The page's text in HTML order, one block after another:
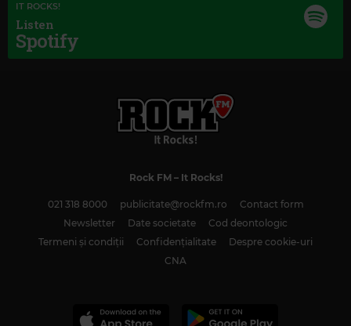
FRÉDÉRIC CHOPIN–FANTAISIE-IMPROMPTU IN C-SHARP MINOR, OP. 66
IT ROCKS!
Listen
Spotify
Rock FM– It Rocks!
021 318 8000 publicitate@rockfm.ro
Contact form
Newsletter
Date societate
Cod deontologic
Termeni și condiții
Confidențialitate
Despre cookie-uri
CNA